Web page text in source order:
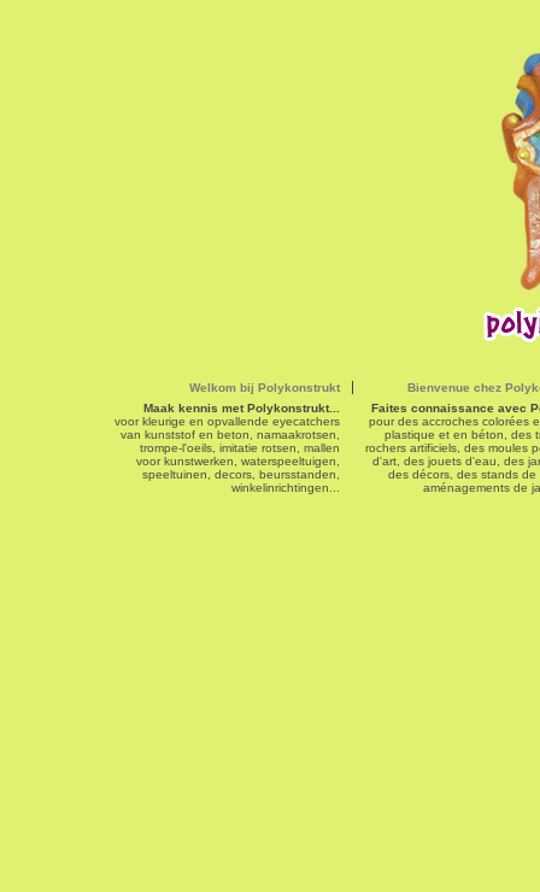
Welkom bij Polykonstrukt
Maak kennis met Polykonstrukt...
voor kleurige en opvallende eyecatchers
van kunststof en beton, namaakrotsen,
trompe-l'oeils, imitatie rotsen, mallen
voor kunstwerken, waterspeeltuigen,
speeltuinen, decors, beursstanden,
winkelinrichtingen...
Bienvenue chez
Faites connaissance avec
pour des accroches colorées
plastique et en béton, des
rochers artificiels, des moules
d'art, des jouets d'eau, des
des décors, des stands de
aménagements de